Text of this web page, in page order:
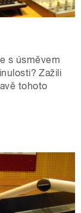
s úsměvem
Zažili
tohoto